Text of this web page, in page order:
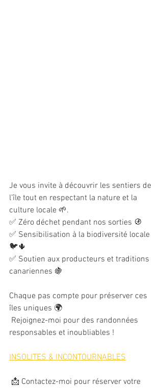
Je vous invite à découvrir les sentiers de
l’île tout en respectant la nature et la
culture locale 🌱.
✅ Zéro déchet pendant nos sorties 🚯
✅ Sensibilisation à la biodiversité locale
🐦🌵
✅ Soutien aux producteurs et traditions
canariennes 🍇
Chaque pas compte pour préserver ces
îles uniques 🌍
responsables et inoubliables !
INSOLITES & INCONTOURNABLES